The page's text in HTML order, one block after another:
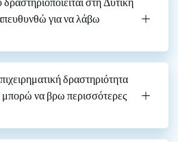
για να λάβω
δραστηριότητα
να βρω περισσότερες